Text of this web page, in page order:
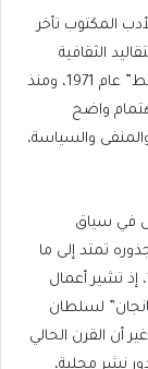
المكتوب تأخر
الثقافية
الشفهية، حيث نشرت الرواية الأولى “قصة طفل لقيط” عام 1971، ومنذ
واضح
والسياسة،
في سياق
تمتد إلى ما
قبل دخول الاستعمار الفرنسي والبريطاني عام 1919، إذ تشير أعمال
1913) وكتاب “سانجان” لسلطان
أن القرن الحالي
نشر محلية،